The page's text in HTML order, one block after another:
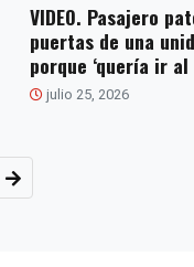
VIDEO. Pasajero
puertas de una
porque ‘quería ir al
julio 25, 2026